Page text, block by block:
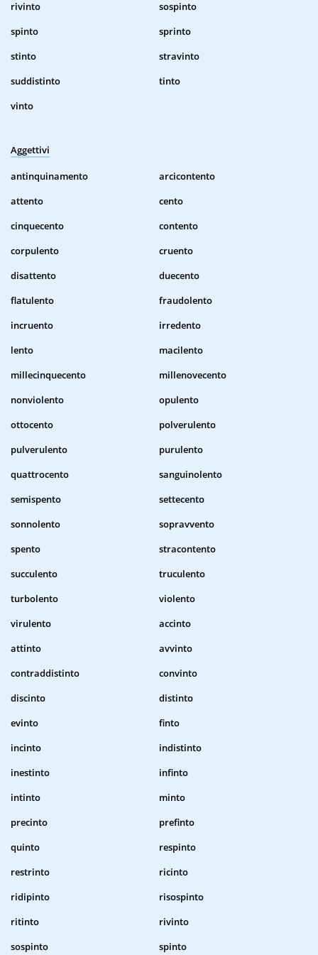
rivinto
sospinto
spinto
sprinto
stinto
stravinto
suddistinto
tinto
vinto
Aggettivi
antinquinamento
arcicontento
attento
cento
cinquecento
contento
corpulento
cruento
disattento
duecento
flatulento
fraudolento
incruento
irredento
lento
macilento
millecinquecento
millenovecento
nonviolento
opulento
ottocento
polverulento
pulverulento
purulento
quattrocento
sanguinolento
semispento
settecento
sonnolento
sopravvento
spento
stracontento
succulento
truculento
turbolento
violento
virulento
accinto
attinto
avvinto
contraddistinto
convinto
discinto
distinto
evinto
finto
incinto
indistinto
inestinto
infinto
intinto
minto
precinto
prefinto
quinto
respinto
restrinto
ricinto
ridipinto
risospinto
ritinto
rivinto
sospinto
spinto